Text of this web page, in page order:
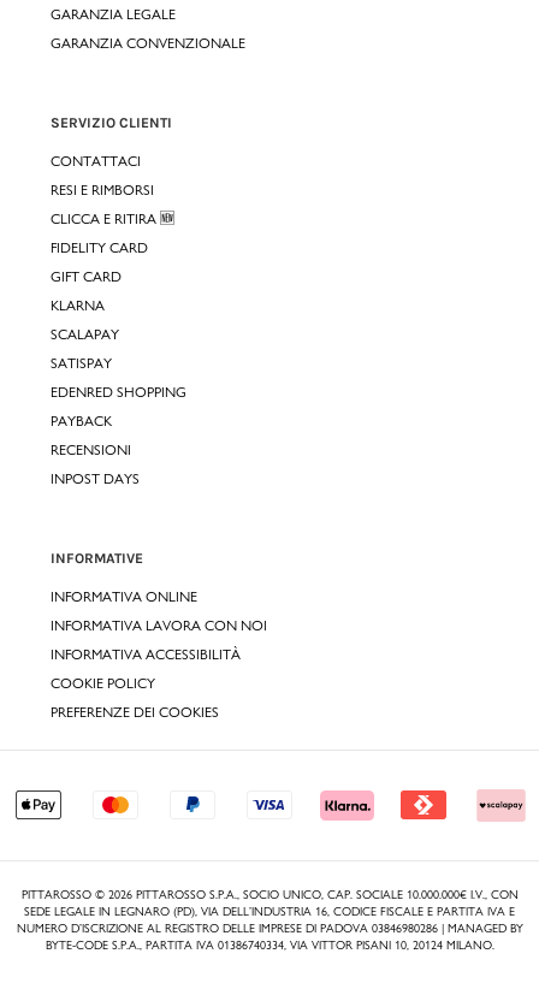
GARANZIA LEGALE
GARANZIA CONVENZIONALE
SERVIZIO CLIENTI
CONTATTACI
RESI E RIMBORSI
CLICCA E RITIRA 🆕
FIDELITY CARD
GIFT CARD
KLARNA
SCALAPAY
SATISPAY
EDENRED SHOPPING
PAYBACK
RECENSIONI
INPOST DAYS
INFORMATIVE
INFORMATIVA ONLINE
INFORMATIVA LAVORA CON NOI
INFORMATIVA ACCESSIBILITÀ
COOKIE POLICY
PREFERENZE DEI COOKIES
PITTAROSSO © 2026 PITTAROSSO S.P.A., SOCIO UNICO, CAP. SOCIALE 10.000.000€ I.V., CON
SEDE LEGALE IN LEGNARO (PD), VIA DELL’INDUSTRIA 16, CODICE FISCALE E PARTITA IVA E
NUMERO D’ISCRIZIONE AL REGISTRO DELLE IMPRESE DI PADOVA 03846980286 | MANAGED BY
BYTE-CODE S.P.A., PARTITA IVA 01386740334, VIA VITTOR PISANI 10, 20124 MILANO.